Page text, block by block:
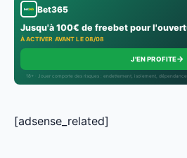
Bet365
Jusqu'à 100€ de freebet pour
À ACTIVER AVANT LE 08/08
J'EN PROFITE→
18+ · Jouer comporte des risques : endettement, isolement,
[adsense_related]